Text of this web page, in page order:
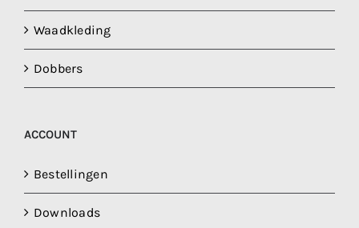
Waadkleding
Dobbers
ACCOUNT
Bestellingen
Downloads